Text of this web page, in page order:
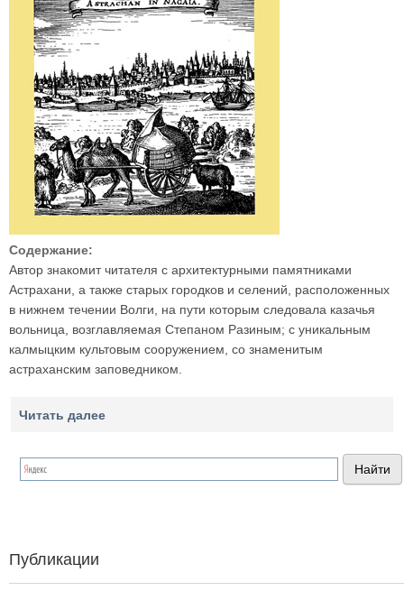
Содержание:
Автор знакомит читателя с архитектурными памятниками
Астрахани, а также старых городков и селений, расположенных
в нижнем течении Волги, на пути которым следовала казачья
вольница, возглавляемая Степаном Разиным; с уникальным
калмыцким культовым сооружением, со знаменитым
астраханским заповедником.
Читать далее
Публикации